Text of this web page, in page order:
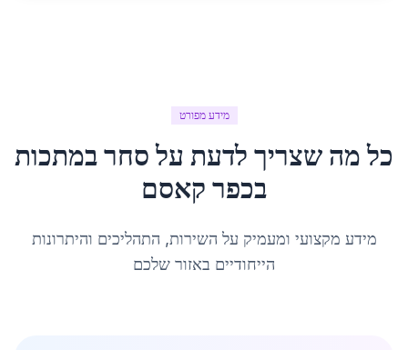
מידע מפורט
כל מה שצריך לדעת עלסחר במתכות
בכפר קאסם
מידע מקצועי ומעמיק על השירות, התהליכים והיתרונות
הייחודיים באזור שלכם